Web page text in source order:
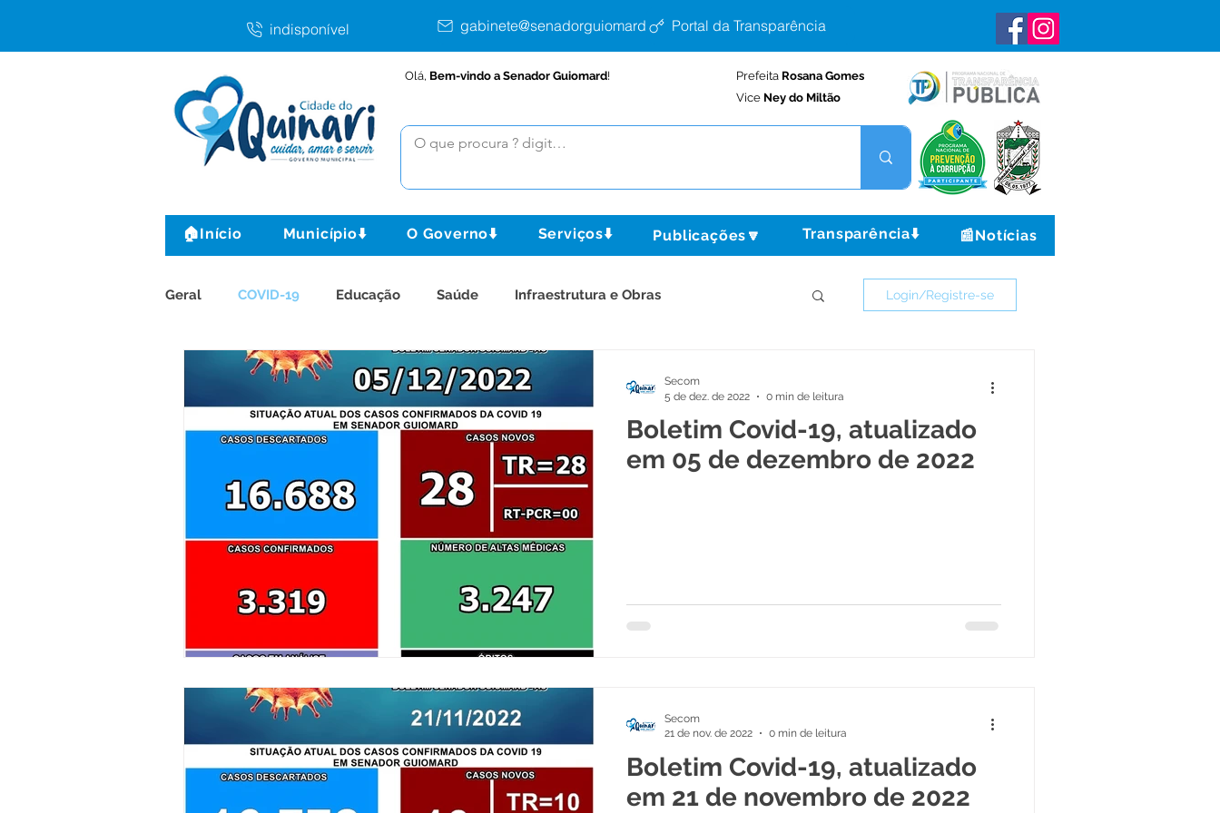
indisponível gabinete@senadorguiomard.ac.gov.brPortal da Transparência
Olá, Bem-vindo a Senador Guiomard! Prefeita Rosana Gomes
Vice Ney do Miltão
🏠Início Município⬇️ O Governo⬇️ Serviços⬇️ Publicações🔽 Transparência⬇️ 📰Notícias
Geral COVID-19 Educação Saúde Infraestrutura e Obras
Gestão e Finanças Agricultura e Produção
Meio Ambiente Institucional e Governo Políticas Públicas
Cultura Desporto e Lazer Nota de Pesar Campanhas
Notas Vacinômetro Convênios e Parcerias
Nota de Esclarecimento Licitações Esportes Procuradoria
Defesa Civil ExpoQuinari 2025 Saúde e Educação
Login/Registre-se
Boletim Covid-19, atualizado
em 05 de dezembro de 2022
Secom
5 de dez. de 2022
0 min de leitura
Boletim Covid-19, atualizado
em 21 de novembro de 2022
Secom
21 de nov. de 2022
0 min de leitura